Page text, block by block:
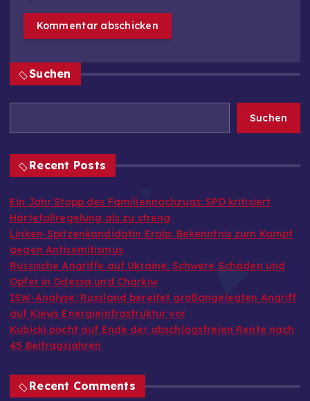
Suchen
Suchen
Recent Posts
Ein Jahr Stopp des Familiennachzugs: SPD kritisiert
Härtefallregelung als zu streng
Linken-Spitzenkandidatin Eralp: Bekenntnis zum Kampf
gegen Antisemitismus
Russische Angriffe auf Ukraine: Schwere Schäden und
Opfer in Odessa und Charkiw
ISW-Analyse: Russland bereitet großangelegten Angriff
auf Kiews Energieinfrastruktur vor
Kubicki pocht auf Ende der abschlagsfreien Rente nach
45 Beitragsjahren
Recent Comments